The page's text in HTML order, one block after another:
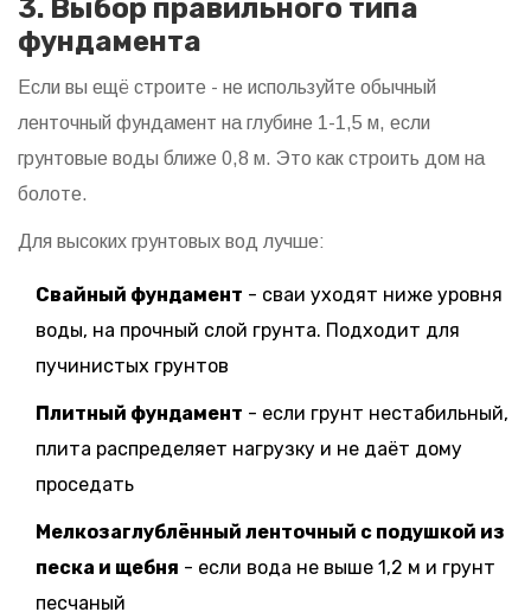
3. Выбор правильного типа
фундамента
Если вы ещё строите - не используйте обычный
ленточный фундамент на глубине 1-1,5 м, если
грунтовые воды ближе 0,8 м. Это как строить дом на
болоте.
Для высоких грунтовых вод лучше:
Свайный фундамент - сваи уходят ниже уровня
воды, на прочный слой грунта. Подходит для
пучинистых грунтов
Плитный фундамент - если грунт нестабильный,
плита распределяет нагрузку и не даёт дому
проседать
Мелкозаглублённый ленточный с подушкой из
песка и щебня - если вода не выше 1,2 м и грунт
песчаный